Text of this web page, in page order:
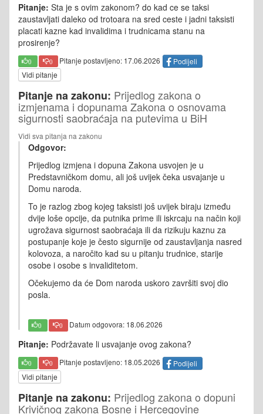
Pitanje: Sta je s ovim zakonom? do kad ce se taksi
zaustavljati daleko od trotoara na sred ceste i jadni taksisti
placati kazne kad invalidima i trudnicama stanu na
prosirenje?
0 0 Pitanje postavljeno: 17.06.2026
Podijeli
Vidi pitanje
Pitanje na zakonu: Prijedlog zakona o
izmjenama i dopunama Zakona o osnovama
sigurnosti saobraćaja na putevima u BiH
Vidi sva pitanja na zakonu
Odgovor:
Prijedlog izmjena i dopuna Zakona usvojen je u
Predstavničkom domu, ali još uvijek čeka usvajanje u
Domu naroda.
To je razlog zbog kojeg taksisti još uvijek biraju između
dvije loše opcije, da putnika prime ili iskrcaju na način koji
ugrožava sigurnost saobraćaja ili da rizikuju kaznu za
postupanje koje je često sigurnije od zaustavljanja nasred
kolovoza, a naročito kad su u pitanju trudnice, starije
osobe i osobe s invaliditetom.
Očekujemo da će Dom naroda uskoro završiti svoj dio
posla.
0 0 Datum odgovora: 18.06.2026
Pitanje: Podržavate li usvajanje ovog zakona?
0 0 Pitanje postavljeno: 18.05.2026
Podijeli
Vidi pitanje
Pitanje na zakonu: Prijedlog zakona o dopuni
Krivičnog zakona Bosne i Hercegovine